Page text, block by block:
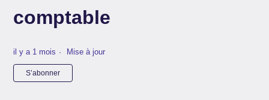
comptable
il y a 1 mois Mise à jour
S’abonner